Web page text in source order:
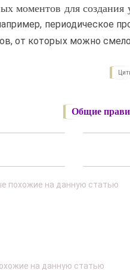
моментов для создания
периодическое
от которых можно смело
Общие